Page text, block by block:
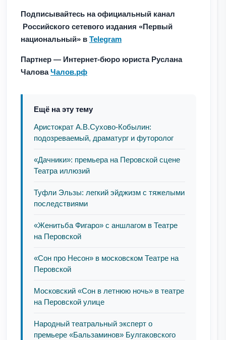
Подписывайтесь на официальный канал
Российского сетевого издания «Первый
национальный» в Telegram
Партнер — Интернет-бюро юриста Руслана
ЧаловаЧалов.рф
Ещё на эту тему
Аристократ А.В.Сухово-Кобылин:
подозреваемый, драматург и футоролог
«Дачники»: премьера на Перовской сцене
Театра иллюзий
Туфли Эльзы: легкий эйджизм с тяжелыми
последствиями
«Женитьба Фигаро» с аншлагом в Театре
на Перовской
«Сон про Несон» в московском Театре на
Перовской
Московский «Сон в летнюю ночь» в театре
на Перовской улице
Народный театральный эксперт о
премьере «Бальзаминов» Булгаковского